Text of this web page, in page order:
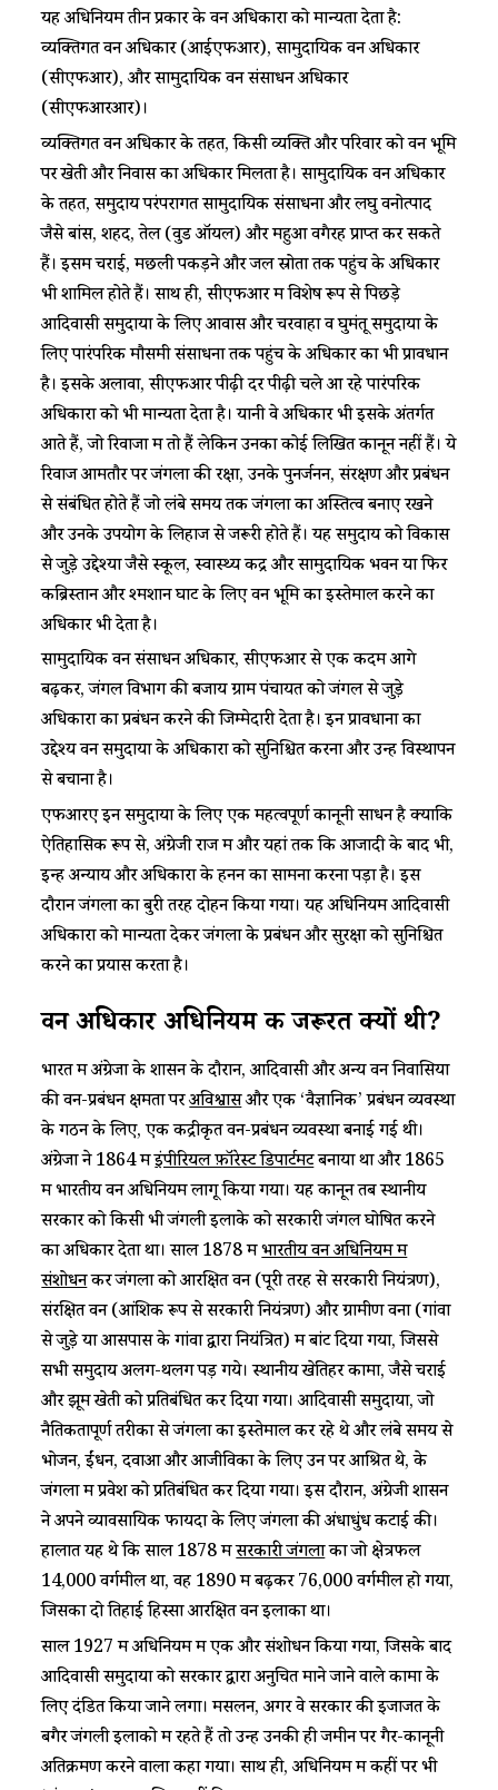
यह अधिनियम तीन प्रकार के वन अधिकारों को मान्यता देता है:
व्यक्तिगत वन अधिकार (आईएफआर), सामुदायिक वन अधिकार
(सीएफआर), और सामुदायिक वन संसाधन अधिकार
(सीएफआरआर)।
व्यक्तिगत वन अधिकार के तहत, किसी व्यक्ति और परिवार को वन भूमि
पर खेती और निवास का अधिकार मिलता है। सामुदायिक वन अधिकार
के तहत, समुदाय परंपरागत सामुदायिक संसाधनों और लघु वनोत्पाद
जैसे बांस, शहद, तेल (वुड ऑयल) और महुआ वगैरह प्राप्त कर सकते
हैं। इसमें चराई, मछली पकड़ने और जल स्रोतों तक पहुंच के अधिकार
भी शामिल होते हैं। साथ ही, सीएफआर में विशेष रूप से पिछड़े
आदिवासी समुदायों के लिए आवास और चरवाहा व घुमंतू समुदायों के
लिए पारंपरिक मौसमी संसाधनों तक पहुंच के अधिकार का भी प्रावधान
है। इसके अलावा, सीएफआर पीढ़ी दर पीढ़ी चले आ रहे पारंपरिक
अधिकारों को भी मान्यता देता है। यानी वे अधिकार भी इसके अंतर्गत
आते हैं, जो रिवाजों में तो हैं लेकिन उनका कोई लिखित कानून नहीं हैं। ये
रिवाज आमतौर पर जंगलों की रक्षा, उनके पुनर्जनन, संरक्षण और प्रबंधन
से संबंधित होते हैं जो लंबे समय तक जंगलों का अस्तित्व बनाए रखने
और उनके उपयोग के लिहाज से जरूरी होते हैं। यह समुदाय को विकास
से जुड़े उद्देश्यों जैसे स्कूल, स्वास्थ्य केंद्र और सामुदायिक भवन या फिर
कब्रिस्तान और श्मशान घाट के लिए वन भूमि का इस्तेमाल करने का
अधिकार भी देता है।
सामुदायिक वन संसाधन अधिकार, सीएफआर से एक कदम आगे
बढ़कर, जंगल विभाग की बजाय ग्राम पंचायत को जंगल से जुड़े
अधिकारों का प्रबंधन करने की जिम्मेदारी देता है। इन प्रावधानों का
उद्देश्य वन समुदायों के अधिकारों को सुनिश्चित करना और उन्हें विस्थापन
से बचाना है।
एफआरए इन समुदायों के लिए एक महत्वपूर्ण कानूनी साधन है क्योंकि
ऐतिहासिक रूप से, अंग्रेजी राज में और यहां तक कि आजादी के बाद भी,
इन्हें अन्याय और अधिकारों के हनन का सामना करना पड़ा है। इस
दौरान जंगलों का बुरी तरह दोहन किया गया। यह अधिनियम आदिवासी
अधिकारों को मान्यता देकर जंगलों के प्रबंधन और सुरक्षा को सुनिश्चित
करने का प्रयास करता है।
वन अधिकार अधिनियम की जरूरत क्यों थी?
भारत में अंग्रेजों के शासन के दौरान, आदिवासी और अन्य वन निवासियों
की वन-प्रबंधन क्षमता परअविश्वासऔर एक ‘वैज्ञानिक’ प्रबंधन व्यवस्था
के गठन के लिए, एक केंद्रीकृत वन-प्रबंधन व्यवस्था बनाई गई थी।
अंग्रेजों ने 1864 मेंइंपीरियल फ़ॉरेस्ट डिपार्टमेंटबनाया था और 1865
में भारतीय वन अधिनियम लागू किया गया। यह कानून तब स्थानीय
सरकार को किसी भी जंगली इलाके को सरकारी जंगल घोषित करने
का अधिकार देता था। साल 1878 मेंभारतीय वन अधिनियम में
संशोधनकर जंगलों को आरक्षित वन (पूरी तरह से सरकारी नियंत्रण),
संरक्षित वन (आंशिक रूप से सरकारी नियंत्रण) और ग्रामीण वनों (गांवों
से जुड़े या आसपास के गांवों द्वारा नियंत्रित) में बांट दिया गया, जिससे
सभी समुदाय अलग-थलग पड़ गये। स्थानीय खेतिहर कामों, जैसे चराई
और झूम खेती को प्रतिबंधित कर दिया गया। आदिवासी समुदायों, जो
नैतिकतापूर्ण तरीकों से जंगलों का इस्तेमाल कर रहे थे और लंबे समय से
भोजन, ईंधन, दवाओं और आजीविका के लिए उन पर आश्रित थे, के
जंगलों में प्रवेश को प्रतिबंधित कर दिया गया। इस दौरान, अंग्रेजी शासन
ने अपने व्यावसायिक फायदों के लिए जंगलों की अंधाधुंध कटाई की।
हालात यह थे कि साल 1878 मेंसरकारी जंगलोंका जो क्षेत्रफल
14,000 वर्गमील था, वह 1890 में बढ़कर 76,000 वर्गमील हो गया,
जिसका दो तिहाई हिस्सा आरक्षित वन इलाका था।
साल 1927 में अधिनियम में एक और संशोधन किया गया, जिसके बाद
आदिवासी समुदायों को सरकार द्वारा अनुचित माने जाने वाले कामों के
लिए दंडित किया जाने लगा। मसलन, अगर वे सरकार की इजाजत के
बगैर जंगली इलाको में रहते हैं तो उन्हें उनकी ही जमीन पर गैर-कानूनी
अतिक्रमण करने वाला कहा गया। साथ ही, अधिनियम में कहीं पर भी